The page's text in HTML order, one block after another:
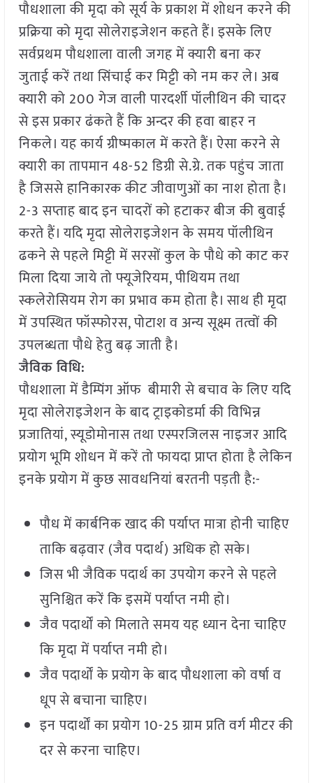
पौधशाला की मृदा को सूर्य के प्रकाश में शोधन करने की
प्रक्रिया को मृदा सोलेराइजेशन कहते हैं। इसके लिए
सर्वप्रथम पौधशाला वाली जगह में क्यारी बना कर
जुताई करें तथा सिंचाई कर मिट्टी को नम कर ले। अब
क्यारी को 200 गेज वाली पारदर्शी पॉलीथिन की चादर
से इस प्रकार ढंकते हैं कि अन्दर की हवा बाहर न
निकले। यह कार्य ग्रीष्मकाल में करते हैं। ऐसा करने से
क्यारी का तापमान 48-52 डिग्री से.ग्रे. तक पहुंच जाता
है जिससे हानिकारक कीट जीवाणुओं का नाश होता है।
2-3 सप्ताह बाद इन चादरों को हटाकर बीज की बुवाई
करते हैं। यदि मृदा सोलेराइजेशन के समय पॉलीथिन
ढकने से पहले मिट्टी में सरसों कुल के पौधे को काट कर
मिला दिया जाये तो फ्यूजेरियम, पीथियम तथा
स्कलेरोसियम रोग का प्रभाव कम होता है। साथ ही मृदा
में उपस्थित फॉस्फोरस, पोटाश व अन्य सूक्ष्म तत्वों की
उपलब्धता पौधे हेतु बढ़ जाती है।
जैविक विधि:
पौधशाला में डैम्पिंग ऑफ बीमारी से बचाव के लिए यदि
मृदा सोलेराइजेशन के बाद ट्राइकोडर्मा की विभिन्न
प्रजातियां, स्यूडोमोनास तथा एस्परजिलस नाइजर आदि
प्रयोग भूमि शोधन में करें तो फायदा प्राप्त होता है लेकिन
इनके प्रयोग में कुछ सावधनियां बरतनी पड़ती है:-
पौध में कार्बनिक खाद की पर्याप्त मात्रा होनी चाहिए
ताकि बढ़वार (जैव पदार्थ) अधिक हो सके।
जिस भी जैविक पदार्थ का उपयोग करने से पहले
सुनिश्चित करें कि इसमें पर्याप्त नमी हो।
जैव पदार्थों को मिलाते समय यह ध्यान देना चाहिए
कि मृदा में पर्याप्त नमी हो।
जैव पदार्थों के प्रयोग के बाद पौधशाला को वर्षा व
धूप से बचाना चाहिए।
इन पदार्थों का प्रयोग 10-25 ग्राम प्रति वर्ग मीटर की
दर से करना चाहिए।